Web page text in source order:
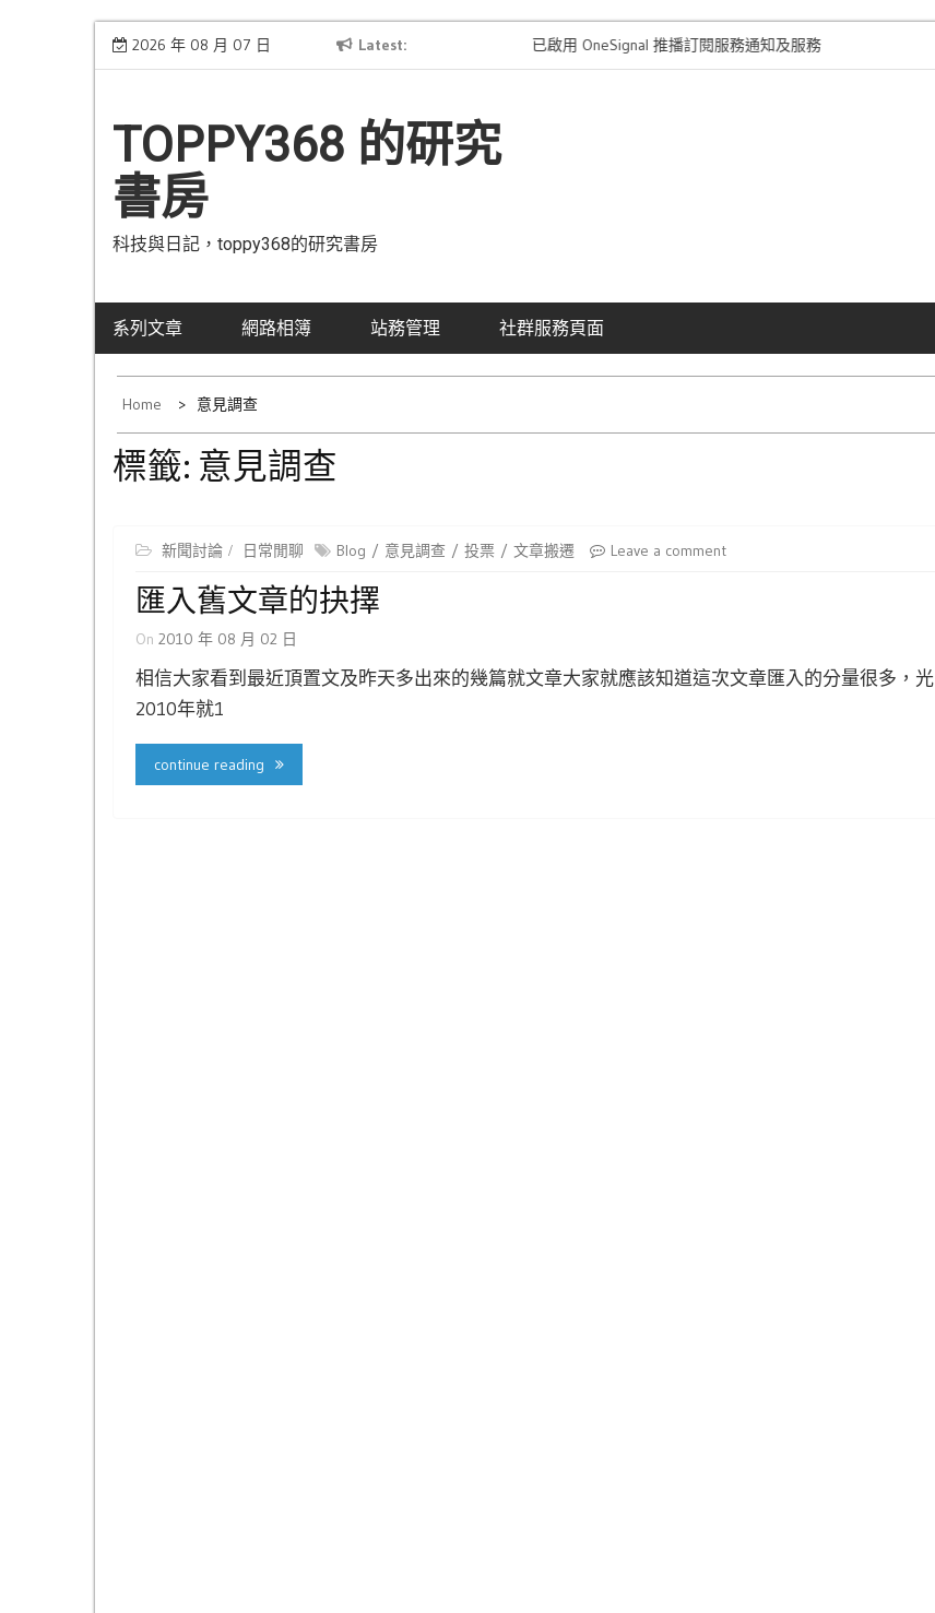
Skip
2026 年 08 月 07 日 Latest
[公告] 網域已從Hinet轉移到Gandi 已啟用 OneSignal 推播訂閱服務通知及服務簡介
TOPPY368 的研究
書房
科技與日記，toppy368的研究書房
系列文章 網路相簿 站務管理 社群服務頁面
Home 意見調查
標籤: 意見調查
新聞討論 日常閒聊 Blog 意見調查 投票 文章搬遷 Leave a comment
匯入舊文章的抉擇
On 2010 年 08 月 02 日
相信大家看到最近頂置文及昨天多出來的幾篇就文章大家就應該知道這次文章匯入的分量很多，光
2010年就1
continue reading